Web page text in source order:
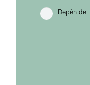
Depèn de